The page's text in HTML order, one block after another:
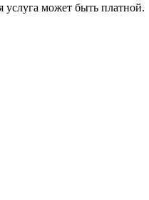
может быть платной.